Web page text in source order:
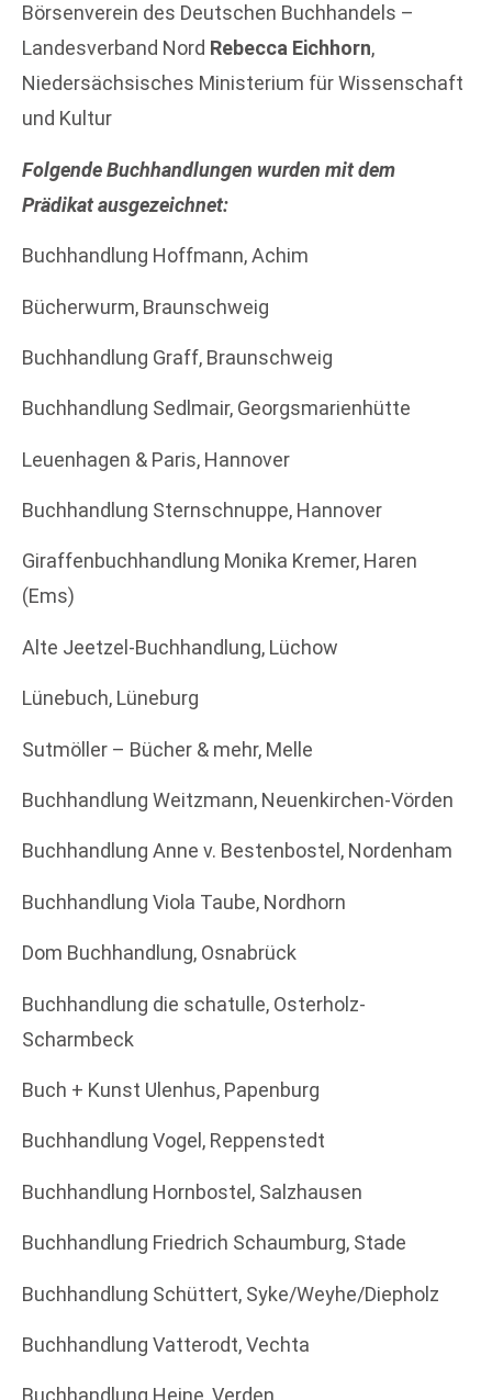
Börsenverein des Deutschen Buchhandels –
Landesverband Nord Rebecca Eichhorn,
Niedersächsisches Ministerium für Wissenschaft
und Kultur
Folgende Buchhandlungen wurden mit dem
Prädikat ausgezeichnet:
Buchhandlung Hoffmann, Achim
Bücherwurm, Braunschweig
Buchhandlung Graff, Braunschweig
Buchhandlung Sedlmair, Georgsmarienhütte
Leuenhagen & Paris, Hannover
Buchhandlung Sternschnuppe, Hannover
Giraffenbuchhandlung Monika Kremer, Haren
(Ems)
Alte Jeetzel-Buchhandlung, Lüchow
Lünebuch, Lüneburg
Sutmöller – Bücher & mehr, Melle
Buchhandlung Weitzmann, Neuenkirchen-Vörden
Buchhandlung Anne v. Bestenbostel, Nordenham
Buchhandlung Viola Taube, Nordhorn
Dom Buchhandlung, Osnabrück
Buchhandlung die schatulle, Osterholz-
Scharmbeck
Buch + Kunst Ulenhus, Papenburg
Buchhandlung Vogel, Reppenstedt
Buchhandlung Hornbostel, Salzhausen
Buchhandlung Friedrich Schaumburg, Stade
Buchhandlung Schüttert, Syke/Weyhe/Diepholz
Buchhandlung Vatterodt, Vechta